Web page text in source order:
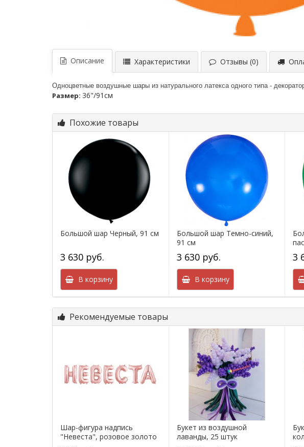
Описание Характеристики Отзывы (0)
Одноцветные воздушные шары из натурального латекса одного типа -
Размер: 36"/91см
Похожие товары
Большой шар Черный, 91 см
3 630 руб.
В корзину
Большой шар Темно-синий,
91 см
3 630 руб.
В корзину
3
Рекомендуемые товары
Шар-фигура надпись
"Невеста", розовое золото
Букет из воздушной
лаванды, 25 штук